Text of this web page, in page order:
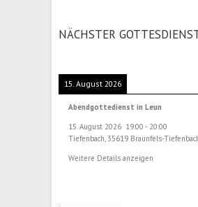
NÄCHSTER
15. August 2026
Abendgottedienst in Leun
15. August 2026 19:00 - 20:00
Tiefenbach, 35619 Braunfels-
Weitere Details anzeigen